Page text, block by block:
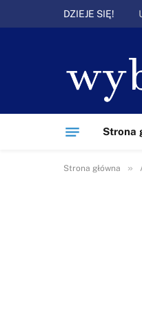
DZIEJE SIĘ!
Strona
Strona główna »